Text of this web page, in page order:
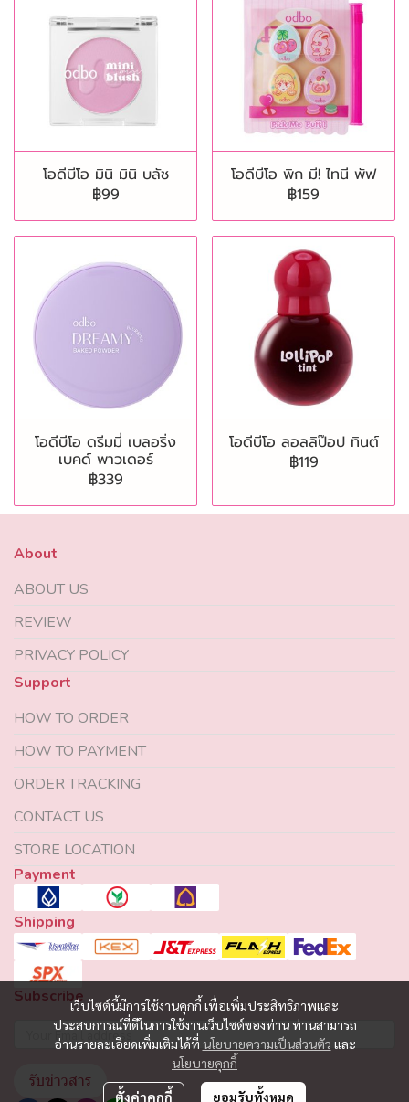
โอดีบีโอ มินิ มินิ บลัช
฿99
โอดีบีโอ พิก มี! ไทนี พัฟ
฿159
โอดีบีโอ ดรีมมี่ เบลอริ่ง
เบคด์ พาวเดอร์
฿339
โอดีบีโอ ลอลลิป๊อป ทินต์
฿119
เว็บไซต์นี้มีการใช้งานคุกกี้ เพื่อเพิ่มประสิทธิภาพและ
ประสบการณ์ที่ดีในการใช้งานเว็บไซต์ของท่าน ท่านสามารถ
อ่านรายละเอียดเพิ่มเติมได้ที่ นโยบายความเป็นส่วนตัว และ
นโยบายคุกกี้
ตั้งค่าคุกกี้ ยอมรับทั้งหมด
About
ABOUT US
REVIEW
PRIVACY POLICY
Support
HOW TO ORDER
HOW TO PAYMENT
ORDER TRACKING
CONTACT US
STORE LOCATION
Payment
Shipping
Subscribe
รับข่าวสาร